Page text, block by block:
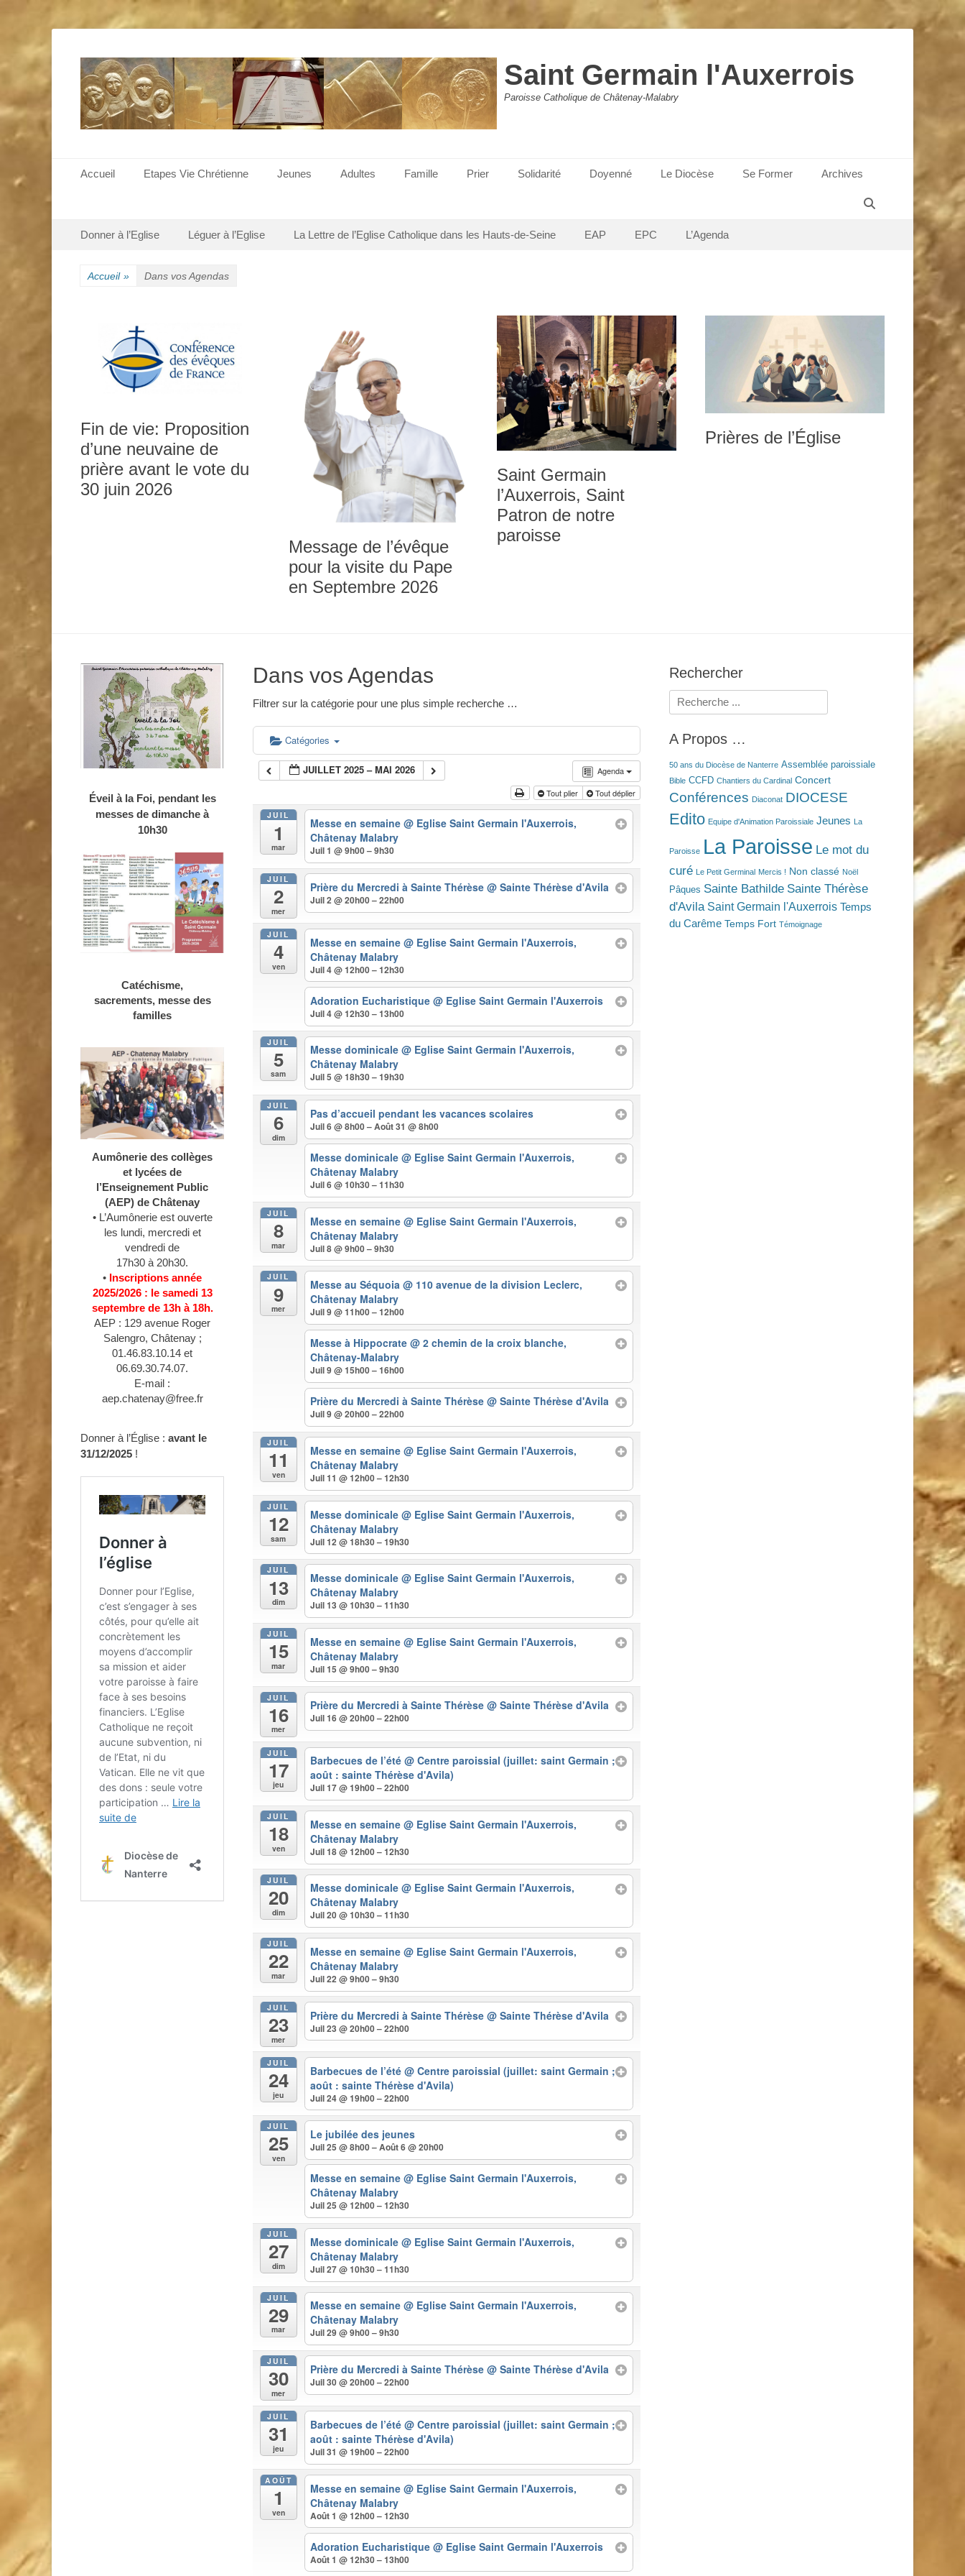
Saint Germain l'Auxerrois
Paroisse Catholique de Châtenay-Malabry
Menu principal
Accueil Etapes Vie Chrétienne Jeunes Adultes Famille Prier Solidarité Doyenné Le Diocèse Se Former
Archives
Recherche
Menu secondaire
Donner à l’Eglise Léguer à l’Eglise La Lettre de l’Eglise Catholique dans les Hauts-de-Seine EAP EPC L’Agenda
Accueil » Dans vos Agendas
Fin de vie: Proposition
d’une neuvaine de
prière avant le vote du
30 juin 2026
Message de l’évêque
pour la visite du Pape
en Septembre 2026
Saint Germain
l’Auxerrois, Saint
Patron de notre
paroisse
Prières de l’Église
Dans vos Agendas
Filtrer sur la catégorie pour une plus simple recherche …
Catégories
Agenda
JUILLET 2025 – MAI 2026
Tout plier Tout déplier
JUIL
1
mar
Messe en semaine@ Eglise Saint Germain l'Auxerrois,
Châtenay Malabry
Juil 1 @ 9h00 – 9h30
JUIL
2
mer
Prière du Mercredi à Sainte Thérèse@ Sainte Thérèse d'Avila
Juil 2 @ 20h00 – 22h00
JUIL
4
ven
Messe en semaine@ Eglise Saint Germain l'Auxerrois,
Châtenay Malabry
Juil 4 @ 12h00 – 12h30
Adoration Eucharistique@ Eglise Saint Germain l'Auxerrois
Juil 4 @ 12h30 – 13h00
JUIL
5
sam
Messe dominicale@ Eglise Saint Germain l'Auxerrois,
Châtenay Malabry
Juil 5 @ 18h30 – 19h30
JUIL
6
dim
Pas d’accueil pendant les vacances scolaires
Juil 6 @ 8h00 – Août 31 @ 8h00
Messe dominicale@ Eglise Saint Germain l'Auxerrois,
Châtenay Malabry
Juil 6 @ 10h30 – 11h30
JUIL
8
mar
Messe en semaine@ Eglise Saint Germain l'Auxerrois,
Châtenay Malabry
Juil 8 @ 9h00 – 9h30
JUIL
9
mer
Messe au Séquoia@ 110 avenue de la division Leclerc,
Châtenay Malabry
Juil 9 @ 11h00 – 12h00
Messe à Hippocrate@ 2 chemin de la croix blanche,
Châtenay-Malabry
Juil 9 @ 15h00 – 16h00
Prière du Mercredi à Sainte Thérèse@ Sainte Thérèse d'Avila
Juil 9 @ 20h00 – 22h00
JUIL
11
ven
Messe en semaine@ Eglise Saint Germain l'Auxerrois,
Châtenay Malabry
Juil 11 @ 12h00 – 12h30
JUIL
12
sam
Messe dominicale@ Eglise Saint Germain l'Auxerrois,
Châtenay Malabry
Juil 12 @ 18h30 – 19h30
JUIL
13
dim
Messe dominicale@ Eglise Saint Germain l'Auxerrois,
Châtenay Malabry
Juil 13 @ 10h30 – 11h30
JUIL
15
mar
Messe en semaine@ Eglise Saint Germain l'Auxerrois,
Châtenay Malabry
Juil 15 @ 9h00 – 9h30
JUIL
16
mer
Prière du Mercredi à Sainte Thérèse@ Sainte Thérèse d'Avila
Juil 16 @ 20h00 – 22h00
JUIL
17
jeu
Barbecues de l’été@ Centre paroissial (juillet: saint Germain ;
août : sainte Thérèse d'Avila)
Juil 17 @ 19h00 – 22h00
JUIL
18
ven
Messe en semaine@ Eglise Saint Germain l'Auxerrois,
Châtenay Malabry
Juil 18 @ 12h00 – 12h30
JUIL
20
dim
Messe dominicale@ Eglise Saint Germain l'Auxerrois,
Châtenay Malabry
Juil 20 @ 10h30 – 11h30
JUIL
22
mar
Messe en semaine@ Eglise Saint Germain l'Auxerrois,
Châtenay Malabry
Juil 22 @ 9h00 – 9h30
JUIL
23
mer
Prière du Mercredi à Sainte Thérèse@ Sainte Thérèse d'Avila
Juil 23 @ 20h00 – 22h00
JUIL
24
jeu
Barbecues de l’été@ Centre paroissial (juillet: saint Germain ;
août : sainte Thérèse d'Avila)
Juil 24 @ 19h00 – 22h00
JUIL
25
ven
Le jubilée des jeunes
Juil 25 @ 8h00 – Août 6 @ 20h00
Messe en semaine@ Eglise Saint Germain l'Auxerrois,
Châtenay Malabry
Juil 25 @ 12h00 – 12h30
JUIL
27
dim
Messe dominicale@ Eglise Saint Germain l'Auxerrois,
Châtenay Malabry
Juil 27 @ 10h30 – 11h30
JUIL
29
mar
Messe en semaine@ Eglise Saint Germain l'Auxerrois,
Châtenay Malabry
Juil 29 @ 9h00 – 9h30
JUIL
30
mer
Prière du Mercredi à Sainte Thérèse@ Sainte Thérèse d'Avila
Juil 30 @ 20h00 – 22h00
JUIL
31
jeu
Barbecues de l’été@ Centre paroissial (juillet: saint Germain ;
août : sainte Thérèse d'Avila)
Juil 31 @ 19h00 – 22h00
AOÛT
1
ven
Messe en semaine@ Eglise Saint Germain l'Auxerrois,
Châtenay Malabry
Août 1 @ 12h00 – 12h30
Adoration Eucharistique@ Eglise Saint Germain l'Auxerrois
Août 1 @ 12h30 – 13h00
Rechercher
Rechercher :
A Propos …
50 ans du Diocèse de Nanterre Assemblée paroissiale
Bible CCFD Chantiers du Cardinal Concert
Conférences Diaconat DIOCESE
Edito Equipe d'Animation Paroissiale Jeunes La
Paroisse La Paroisse Le mot du
curé
Le Petit Germinal Mercis ! Non classé Noël
Pâques Sainte Bathilde Sainte Thérèse
d'Avila Saint Germain l'Auxerrois Temps
du Carême Temps Fort Témoignage
Éveil à la Foi, pendant les
messes de dimanche à
10h30
Catéchisme,
sacrements, messe des
familles
Aumônerie des collèges
et lycées de
l’Enseignement Public
(AEP) de Châtenay
• L’Aumônerie est ouverte
les lundi, mercredi et
vendredi de
17h30 à 20h30.
• Inscriptions année
2025/2026 : le samedi 13
septembre de 13h à 18h.
AEP : 129 avenue Roger
Salengro, Châtenay ;
01.46.83.10.14 et
06.69.30.74.07.
E-mail :
aep.chatenay@free.fr
Donner à l’Église : avant le
31/12/2025 !